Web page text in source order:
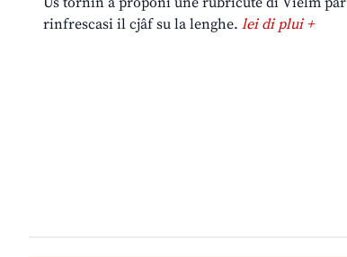
rinfrescasi il cjâf su la lenghe. lei di plui +